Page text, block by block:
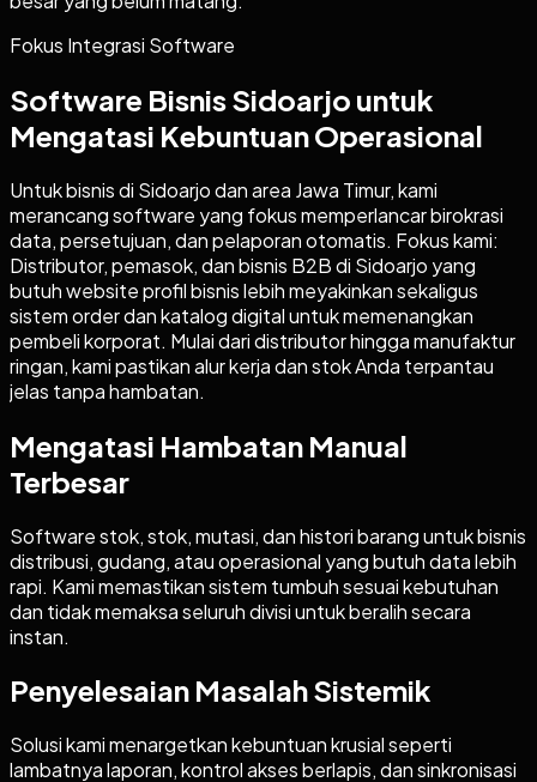
Fokus Integrasi Software
Software Bisnis Sidoarjo untuk
Mengatasi Kebuntuan Operasional
Untuk bisnis di Sidoarjo dan area Jawa Timur, kami
merancang software yang fokus memperlancar birokrasi
data, persetujuan, dan pelaporan otomatis. Fokus kami:
Distributor, pemasok, dan bisnis B2B di Sidoarjo yang
butuh website profil bisnis lebih meyakinkan sekaligus
sistem order dan katalog digital untuk memenangkan
pembeli korporat. Mulai dari distributor hingga manufaktur
ringan, kami pastikan alur kerja dan stok Anda terpantau
jelas tanpa hambatan.
Mengatasi Hambatan Manual
Terbesar
Software stok, stok, mutasi, dan histori barang untuk bisnis
distribusi, gudang, atau operasional yang butuh data lebih
rapi. Kami memastikan sistem tumbuh sesuai kebutuhan
dan tidak memaksa seluruh divisi untuk beralih secara
instan.
Penyelesaian Masalah Sistemik
Solusi kami menargetkan kebuntuan krusial seperti
lambatnya laporan, kontrol akses berlapis, dan sinkronisasi